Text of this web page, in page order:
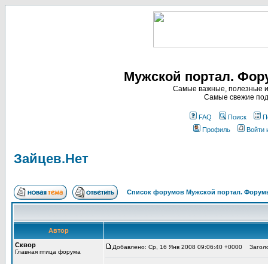
Мужской портал.
Самые важные, полезные и
Самые свежие
FAQ Поиск
Профиль
Войти
Зайцев.Нет
Список форумов Мужской портал.
Автор
Сквор
Главная птица форума
Добавлено: Ср, 16 Янв 2008 09:06:40 +0000